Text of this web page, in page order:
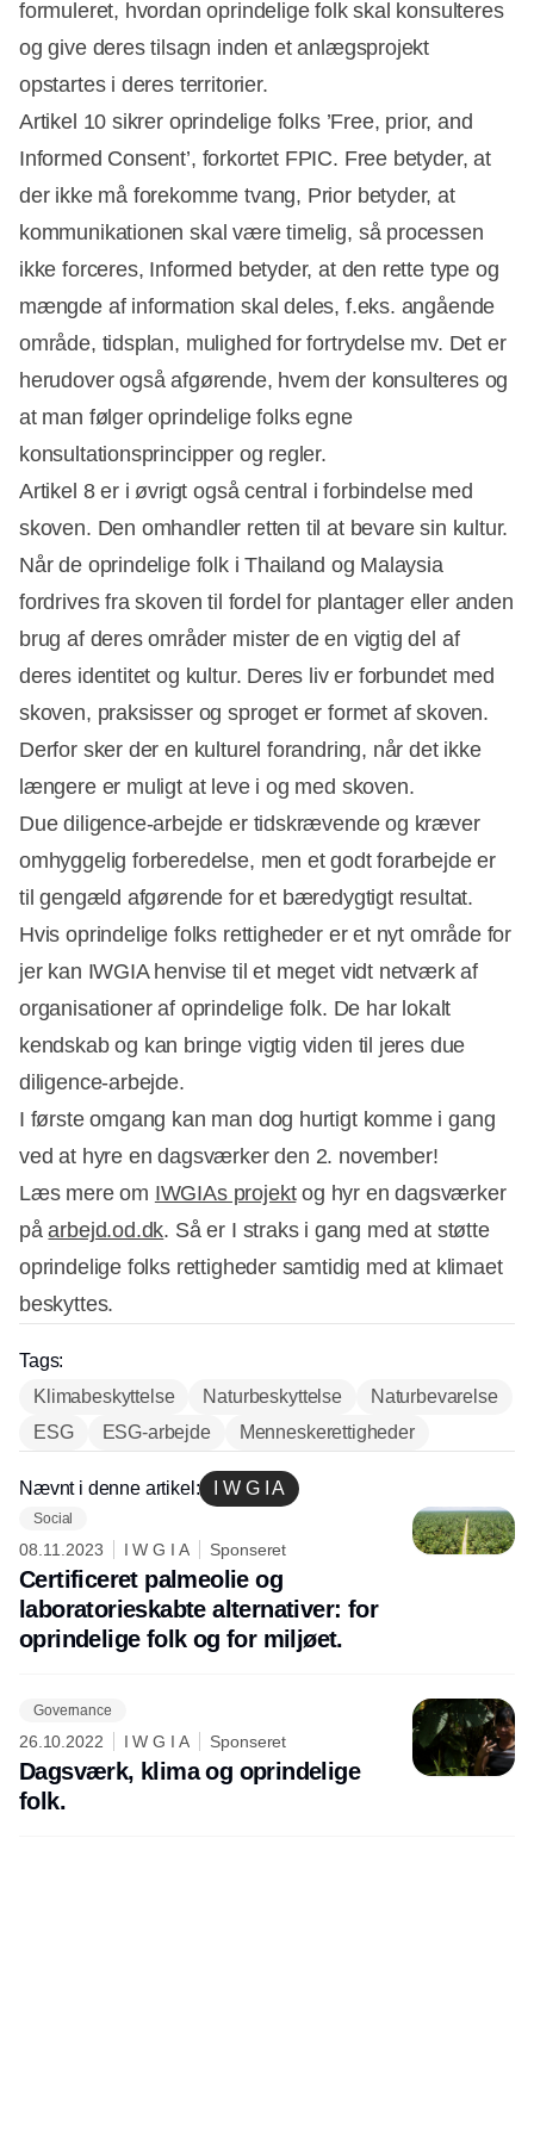
formuleret, hvordan oprindelige folk skal konsulteres
og give deres tilsagn inden et anlægsprojekt
opstartes i deres territorier.
Artikel 10 sikrer oprindelige folks ’Free, prior, and
Informed Consent’, forkortet FPIC. Free betyder, at
der ikke må forekomme tvang, Prior betyder, at
kommunikationen skal være timelig, så processen
ikke forceres, Informed betyder, at den rette type og
mængde af information skal deles, f.eks. angående
område, tidsplan, mulighed for fortrydelse mv. Det er
herudover også afgørende, hvem der konsulteres og
at man følger oprindelige folks egne
konsultationsprincipper og regler.
Artikel 8 er i øvrigt også central i forbindelse med
skoven. Den omhandler retten til at bevare sin kultur.
Når de oprindelige folk i Thailand og Malaysia
fordrives fra skoven til fordel for plantager eller anden
brug af deres områder mister de en vigtig del af
deres identitet og kultur. Deres liv er forbundet med
skoven, praksisser og sproget er formet af skoven.
Derfor sker der en kulturel forandring, når det ikke
længere er muligt at leve i og med skoven.
Due diligence-arbejde er tidskrævende og kræver
omhyggelig forberedelse, men et godt forarbejde er
til gengæld afgørende for et bæredygtigt resultat.
Hvis oprindelige folks rettigheder er et nyt område for
jer kan IWGIA henvise til et meget vidt netværk af
organisationer af oprindelige folk. De har lokalt
kendskab og kan bringe vigtig viden til jeres due
diligence-arbejde.
I første omgang kan man dog hurtigt komme i gang
ved at hyre en dagsværker den 2. november!
Læs mere om IWGIAs projektog hyr en dagsværker
påarbejd.od.dk. Så er I straks i gang med at støtte
oprindelige folks rettigheder samtidig med at klimaet
beskyttes.
Tags:
Klimabeskyttelse
Naturbeskyttelse
Naturbevarelse
ESG
ESG-arbejde Menneskerettigheder
Nævnt i denne artikel: I W G I A
Social
08.11.2023 I W G I A Sponseret
Certificeret palmeolie og
laboratorieskabte alternativer: for
oprindelige folk og for miljøet.
Governance
26.10.2022 I W G I A Sponseret
Dagsværk, klima og oprindelige
folk.